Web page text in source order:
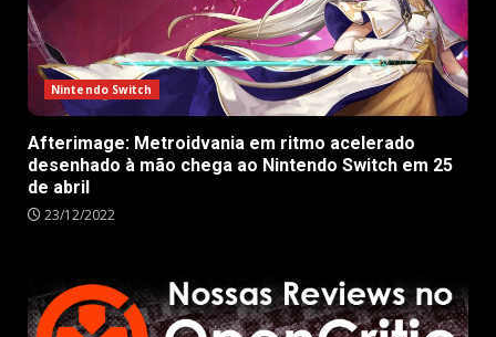
Nintendo Switch
Afterimage: Metroidvania em ritmo acelerado
desenhado à mão chega ao Nintendo Switch em 25
de abril
23/12/2022